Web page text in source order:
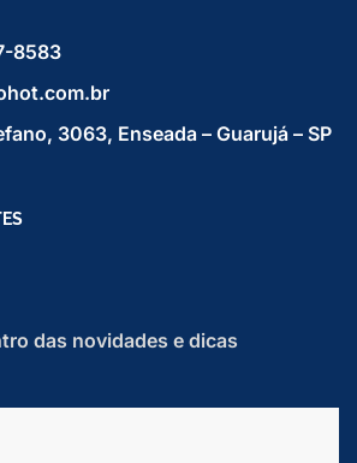
8583
3063, Enseada – Guarujá – SP
das novidades e dicas